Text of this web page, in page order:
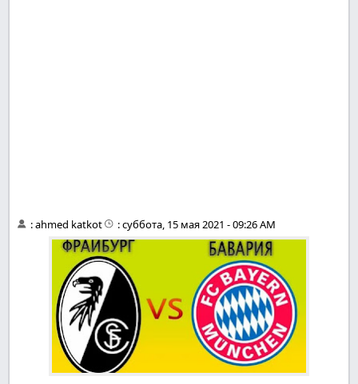
:ahmed katkot :суббота, 15 мая 2021 - 09:26 AM